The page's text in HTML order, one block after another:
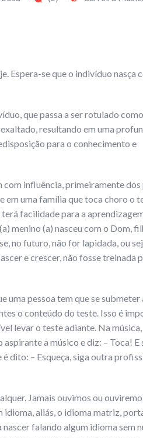
Espera-se que o indivíduo nasça
que passa a ser rotulado
resultando em uma
para o conhecimento e
influência, primeiramente dos
em uma família que toca choro o
facilidade para a
menino (a) nasceu com o Dom,
no futuro, não for lapidada, ou
e crescer, não fosse treinada
uma pessoa tem que se submeter
o conteúdo do teste. Isso é
levar o teste adiante. Na
a músico e diz: – Toca! E
dito: – Esqueça, siga outra
Jamais ouvimos ou
aliás, o idioma matriz,
falando algum idioma sem